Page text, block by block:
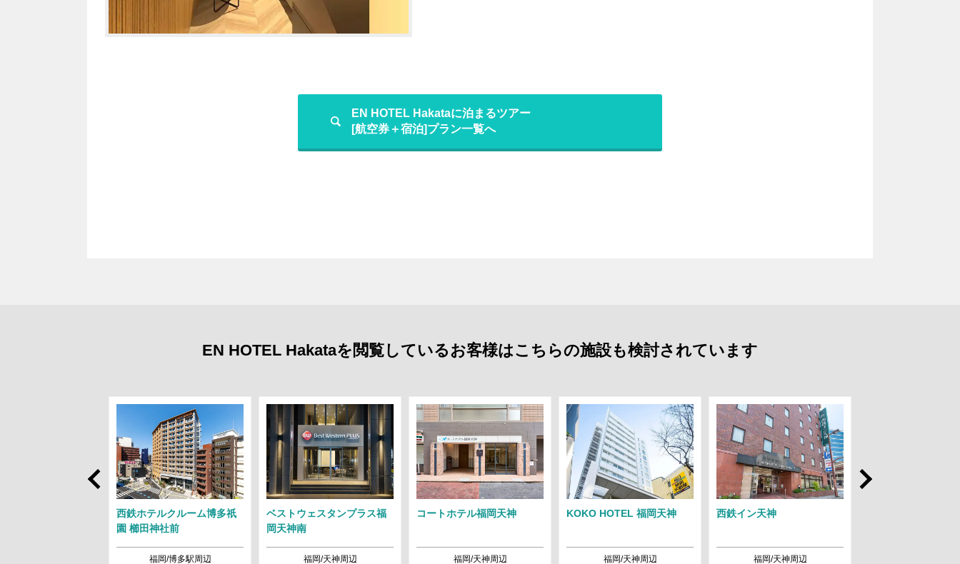
EN HOTEL Hakataに泊まるツアー
[航空券＋宿泊]プラン一覧へ
EN HOTEL Hakataを閲覧しているお客様はこちらの施設も検討されています
西鉄ホテルクルーム博多祇
園 櫛田神社前
福岡/博多駅周辺
ベストウェスタンプラス福
岡天神南
福岡/天神周辺
コートホテル福岡天神
福岡/天神周辺
KOKO HOTEL 福岡天神
福岡/天神周辺
西鉄イン天神
福岡/天神周辺
Prev
Next